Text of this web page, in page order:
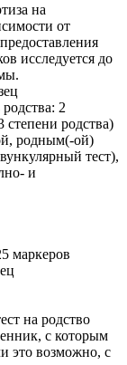
на
от
исследуется до
2
степени родства)
родным(-ой)
тест),
и
маркеров
на родство
с которым
это возможно, с